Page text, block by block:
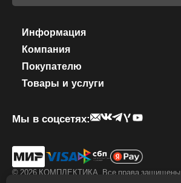
Информация
Компания
Покупателю
Товары и услуги
© 2026 КОМПЛЕКТИКА. Все права защищены.
Мы в соцсетях: